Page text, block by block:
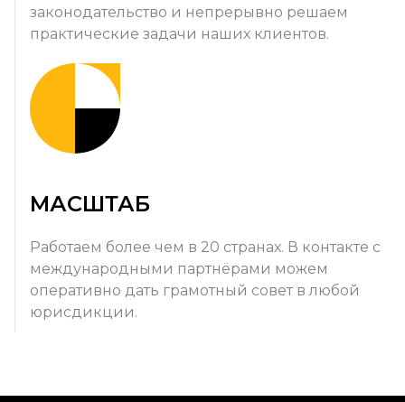
законодательство и непрерывно решаем
практические задачи наших клиентов.
МАСШТАБ
Работаем более чем в 20 странах. В контакте с
международными партнёрами можем
оперативно дать грамотный совет в любой
юрисдикции.